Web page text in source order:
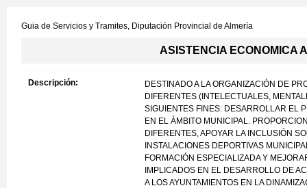
Guia de Servicios y Tramites, Diputación Provincial de Almería
ASISTENCIA ECONOMICA
Descripción:
DESTINADO A LA ORGANIZACIÓN DE
DIFERENTES (INTELECTUALES,
SIGUIENTES FINES: DESARROLLAR EL
EN EL ÁMBITO MUNICIPAL.
DIFERENTES, APOYAR LA INCLUSIÓN
INSTALACIONES DEPORTIVAS
FORMACIÓN ESPECIALIZADA Y
IMPLICADOS EN EL DESARROLLO DE
A LOS AYUNTAMIENTOS EN LA